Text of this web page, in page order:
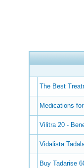
The Best
Medications
Vilitra 20 -
Vidalista
Buy Tadarise